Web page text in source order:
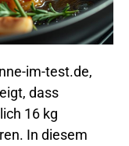
im-test.de,
dass
16 kg
In diesem